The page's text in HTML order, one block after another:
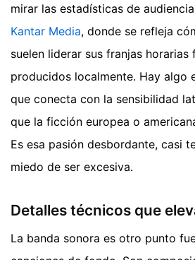
mirar las estadísticas de
Kantar Media, donde se refleja
suelen liderar sus franjas
producidos localmente. Hay algo
que conecta con la sensibilidad
que la ficción europea o
Es esa pasión desbordante, casi
miedo de ser excesiva.
Detalles técnicos que
La banda sonora es otro punto